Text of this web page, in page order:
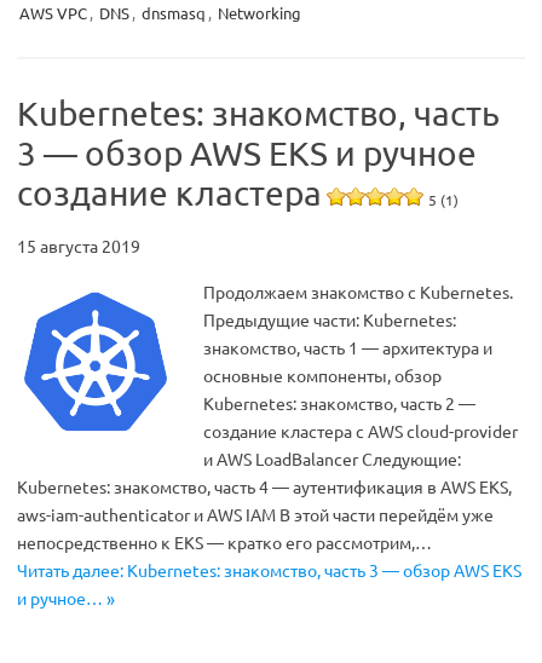
AWS VPC, DNS, dnsmasq , Networking
Kubernetes: знакомство, часть
3 — обзор AWS EKS и ручное
создание кластера
5 (1)
15 августа 2019
Продолжаем знакомство с Kubernetes.
Предыдущие части: Kubernetes:
знакомство, часть 1 — архитектура и
основные компоненты, обзор
Kubernetes: знакомство, часть 2 —
создание кластера с AWS cloud-provider
и AWS LoadBalancer Следующие:
Kubernetes: знакомство, часть 4 — аутентификация в AWS EKS,
aws-iam-authenticator и AWS IAM В этой части перейдём уже
непосредственно к EKS — кратко его рассмотрим,…
Читать далее: Kubernetes: знакомство, часть 3 — обзор AWS EKS
и ручное… »